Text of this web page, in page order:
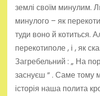
землі своїм минулим.
минулого – як
туди воно й котиться.
перекотиполе , і , як
Загребельний : „ На
заснуєш ” . Саме тому
історія наша полита